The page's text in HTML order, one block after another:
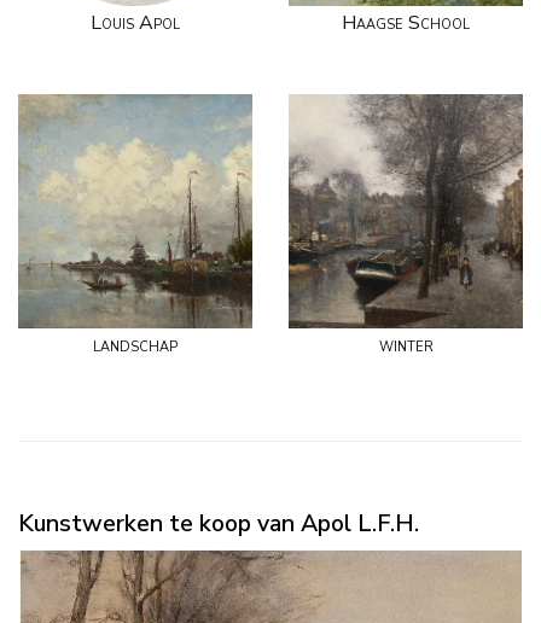
Louis Apol Haagse School
landschap winter
Kunstwerken te koop van Apol L.F.H.